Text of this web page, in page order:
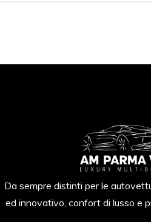
Da sempre distinti per le
ed innovativo, confort di lusso e